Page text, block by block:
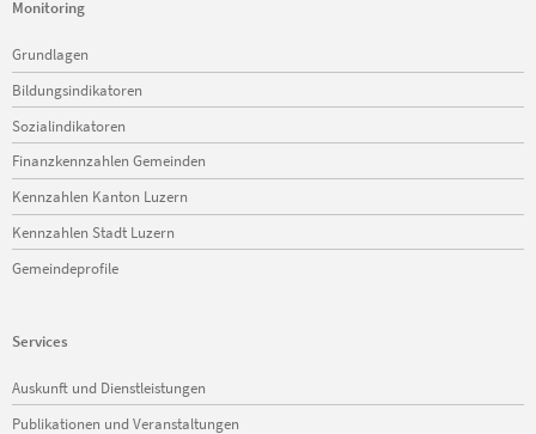
Monitoring
Navigation
überspringen
Grundlagen
Bildungsindikatoren
Sozialindikatoren
Finanzkennzahlen Gemeinden
Kennzahlen Kanton Luzern
Kennzahlen Stadt Luzern
Gemeindeprofile
Services
Navigation
überspringen
Auskunft und Dienstleistungen
Publikationen und Veranstaltungen